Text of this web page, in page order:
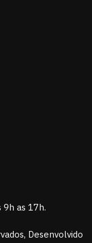
9h as 17h.
Desenvolvido